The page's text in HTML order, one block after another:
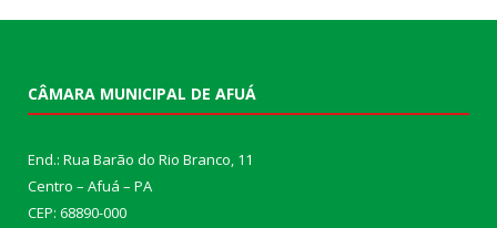
CÂMARA MUNICIPAL DE AFUÁ
End.: Rua Barão do Rio Branco, 11
Centro – Afuá – PA
CEP: 68890-000